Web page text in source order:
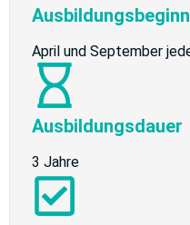
Ausbildungsbeginn
April und September
Ausbildungsdauer
3 Jahre